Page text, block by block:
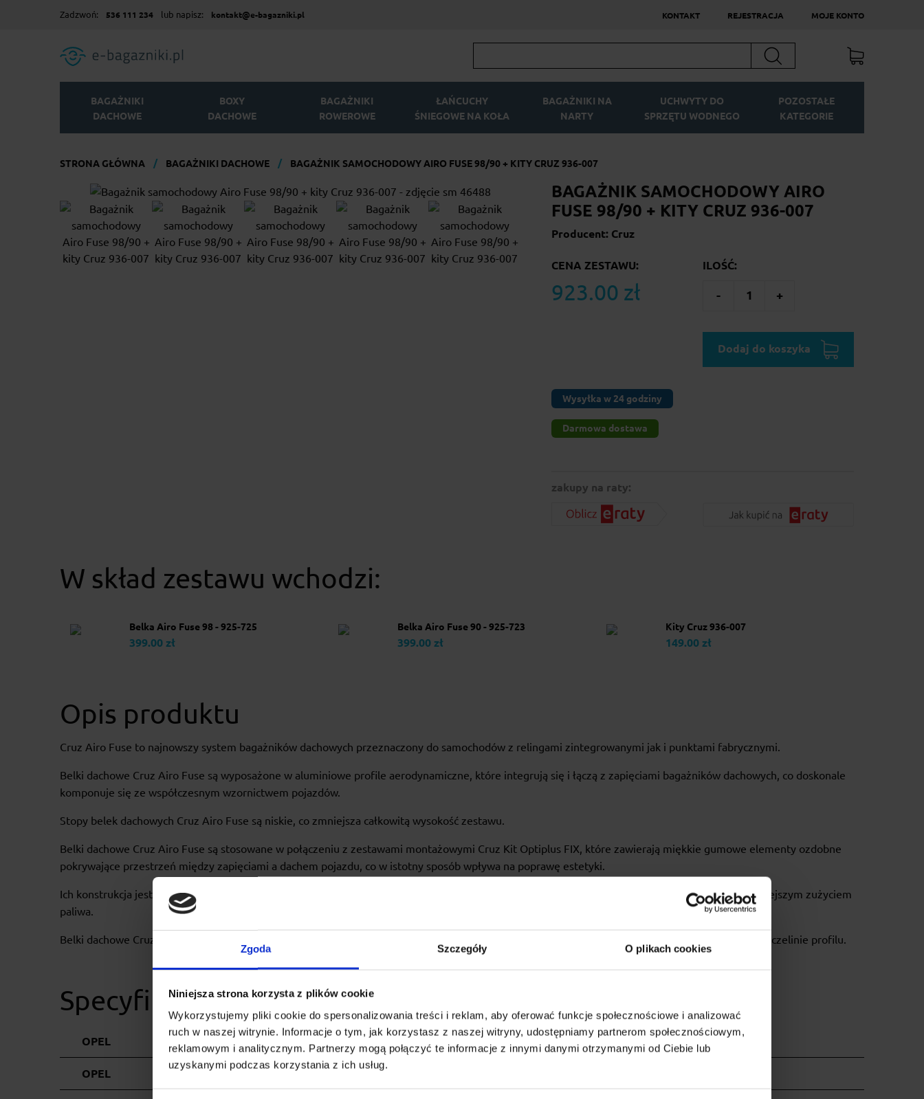
Zgoda Szczegóły O plikach cookies
Niniejsza strona korzysta z plików cookie
Wykorzystujemy pliki cookie do spersonalizowania treści i reklam, aby oferować funkcje społecznościowe i analizować
ruch w naszej witrynie. Informacje o tym, jak korzystasz z naszej witryny, udostępniamy partnerom społecznościowym,
reklamowym i analitycznym. Partnerzy mogą połączyć te informacje z innymi danymi otrzymanymi od Ciebie lub
uzyskanymi podczas korzystania z ich usług.
Zadzwoń: 536 111 234 lub napisz: kontakt@e-bagazniki.pl KONTAKT REJESTRACJA MOJE KONTO
Szukaj
BAGAŻNIKI
DACHOWE
BOXY
DACHOWE
BAGAŻNIKI
ROWEROWE
ŁAŃCUCHY
ŚNIEGOWE NA KOŁA
BAGAŻNIKI NA
NARTY
UCHWYTY DO
SPRZĘTU WODNEGO
POZOSTAŁE
KATEGORIE
STRONA GŁÓWNA BAGAŻNIKI DACHOWE BAGAŻNIK SAMOCHODOWY AIRO FUSE 98/90 + KITY CRUZ 936-007
BAGAŻNIK SAMOCHODOWY AIRO
FUSE 98/90 + KITY CRUZ 936-007
Producent: Cruz
CENA ZESTAWU:
923.00 zł
ILOŚĆ:
- 1 +
Dodaj do koszyka
Wysyłka w 24 godziny
Darmowa dostawa
zakupy na raty:
W skład zestawu wchodzi:
Belka Airo Fuse 98 - 925-725
399.00 zł
Belka Airo Fuse 90 - 925-723
399.00 zł
Kity Cruz 936-007
149.00 zł
Opis produktu
Cruz Airo Fuse to najnowszy system bagażników dachowych przeznaczony do samochodów z relingami zintegrowanymi jak i punktami fabrycznymi.
Belki dachowe Cruz Airo Fuse są wyposażone w aluminiowe profile aerodynamiczne, które integrują się i łączą z zapięciami bagażników dachowych, co doskonale
komponuje się ze współczesnym wzornictwem pojazdów.
Stopy belek dachowych Cruz Airo Fuse są niskie, co zmniejsza całkowitą wysokość zestawu.
Belki dachowe Cruz Airo Fuse są stosowane w połączeniu z zestawami montażowymi Cruz Kit Optiplus FIX, które zawierają miękkie gumowe elementy ozdobne
pokrywające przestrzeń między zapięciami a dachem pojazdu, co w istotny sposób wpływa na poprawę estetyki.
Ich konstrukcja jest bezpieczna, atrakcyjna i wydajna, wyróżnia się lepszym współczynnikiem aerodynamicznym, lepszym tłumieniem hałasu i mniejszym zużyciem
paliwa.
Belki dachowe Cruz Airo Fuse wyróżniają się łatwym montażem na dachu pojazdu oraz łatwą instalacją wszelkiego rodzaju akcesoriów w górnej szczelinie profilu.
Specyfikacja
OPEL Adam 3d hatchback (2013 -> )
OPEL